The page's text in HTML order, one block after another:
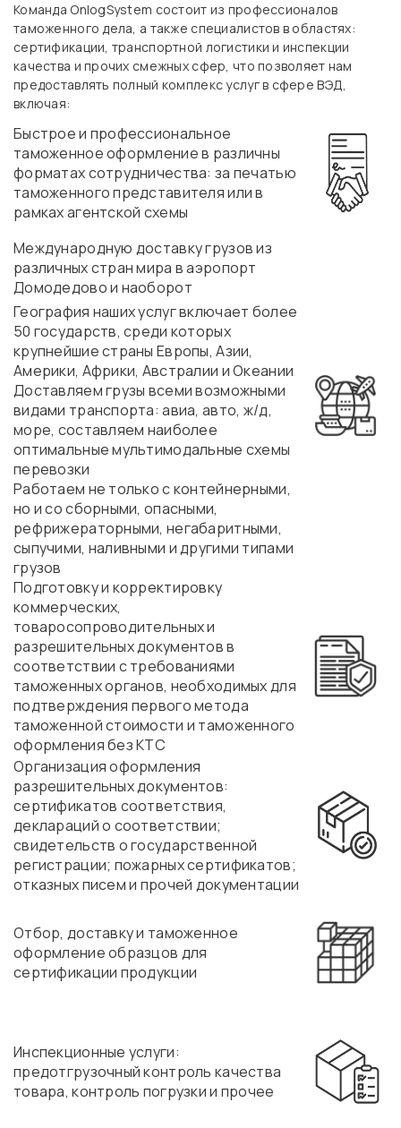
Команда OnlogSystem состоит из профессионалов
таможенного дела, а также специалистов в областях:
сертификации, транспортной логистики и инспекции
качества и прочих смежных сфер, что позволяет нам
предоставлять полный комплекс услуг в сфере ВЭД,
включая:
Быстрое и профессиональное
таможенное оформление в различны
форматах сотрудничества: за печатью
таможенного представителя или в
рамках агентской схемы
Международную доставку грузов из
различных стран мира в аэропорт
Домодедово и наоборот
География наших услуг включает более
50 государств, среди которых
крупнейшие страны Европы, Азии,
Америки, Африки, Австралии и Океании
Доставляем грузы всеми возможными
видами транспорта: авиа, авто, ж/д,
море, составляем наиболее
оптимальные мультимодальные схемы
перевозки
Работаем не только с контейнерными,
но и со сборными, опасными,
рефрижераторными, негабаритными,
сыпучими, наливными и другими типами
грузов
Подготовку и корректировку
коммерческих,
товаросопроводительных и
разрешительных документов в
соответствии с требованиями
таможенных органов, необходимых для
подтверждения первого метода
таможенной стоимости и таможенного
оформления без КТС
Организация оформления
разрешительных документов:
сертификатов соответствия,
деклараций о соответствии;
свидетельств о государственной
регистрации; пожарных сертификатов;
отказных писем и прочей документации
Отбор, доставку и таможенное
оформление образцов для
сертификации продукции
Инспекционные услуги:
предотгрузочный контроль качества
товара, контроль погрузки и прочее